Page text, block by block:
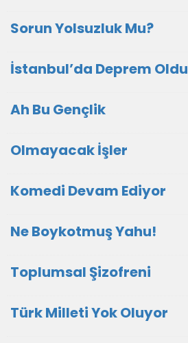
Sorun Yolsuzluk Mu?
İstanbul’da Deprem Oldu
Ah Bu Gençlik
Olmayacak İşler
Komedi Devam Ediyor
Ne Boykotmuş Yahu!
Toplumsal Şizofreni
Türk Milleti Yok Oluyor